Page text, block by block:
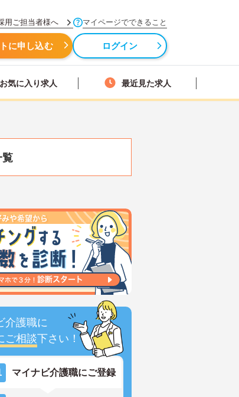
用ご担当者様へ マイページでできること
に申し込む ログイン
お気に入り求人 最近見た求人
覧
介護職に
ご相談下さい！
マイナビ介護職にご登録